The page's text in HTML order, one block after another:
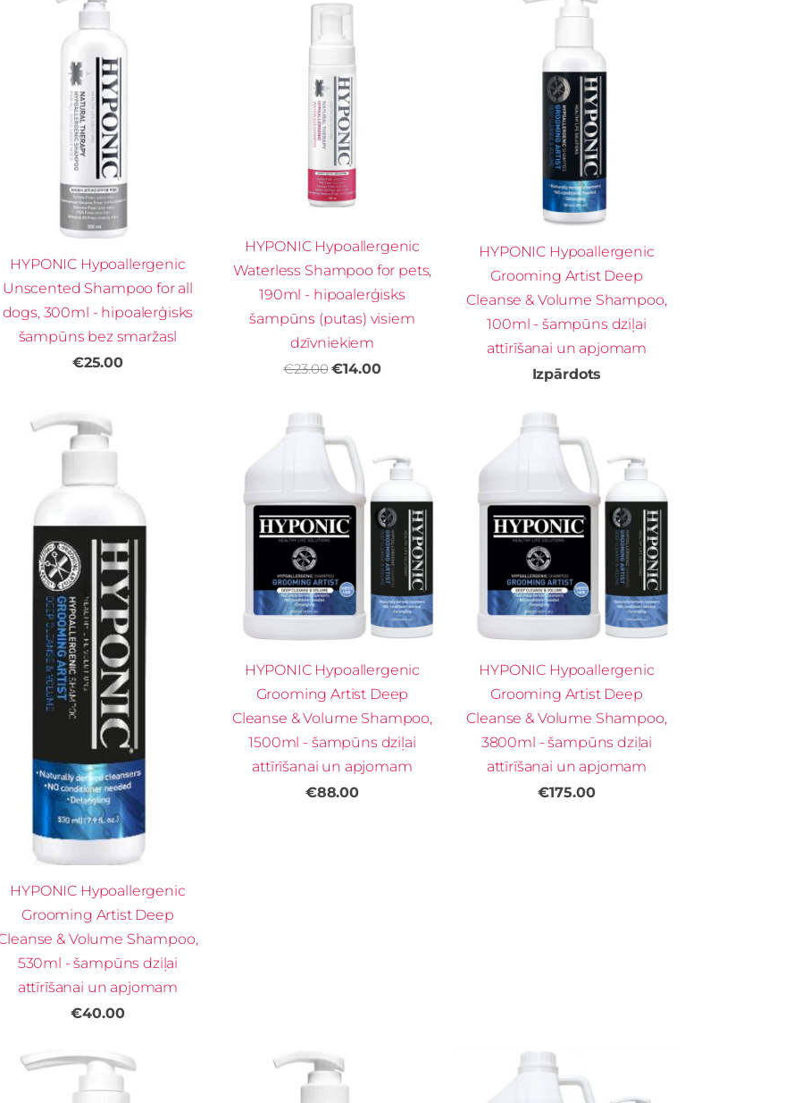
HYPONIC Hypoallergenic
Unscented Shampoo for all
dogs, 300ml - hipoalerģisks
šampūns bez smaržasl
€25.00
HYPONIC Hypoallergenic
Waterless Shampoo for pets,
190ml - hipoalerģisks
šampūns (putas) visiem
dzīvniekiem
€23.00 €14.00
HYPONIC Hypoallergenic
Grooming Artist Deep
Cleanse & Volume Shampoo,
100ml - šampūns dziļai
attīrīšanai un apjomam
Izpārdots
HYPONIC Hypoallergenic
Grooming Artist Deep
& Volume Shampoo,
530ml - šampūns dziļai
attīrīšanai un apjomam
€40.00
HYPONIC Hypoallergenic
Grooming Artist Deep
Cleanse & Volume Shampoo,
1500ml - šampūns dziļai
attīrīšanai un apjomam
€88.00
HYPONIC Hypoallergenic
Grooming Artist Deep
Cleanse & Volume Shampoo,
3800ml - šampūns dziļai
attīrīšanai un apjomam
€175.00